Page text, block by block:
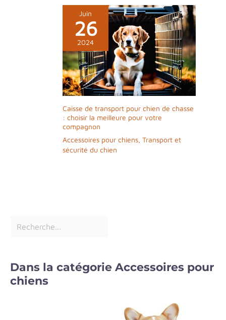
Juin
26
2024
Caisse de transport pour chien de chasse
: choisir la meilleure pour votre
compagnon
Accessoires pour chiens, Transport et
sécurité du chien
Dans la catégorie Accessoires pour
chiens